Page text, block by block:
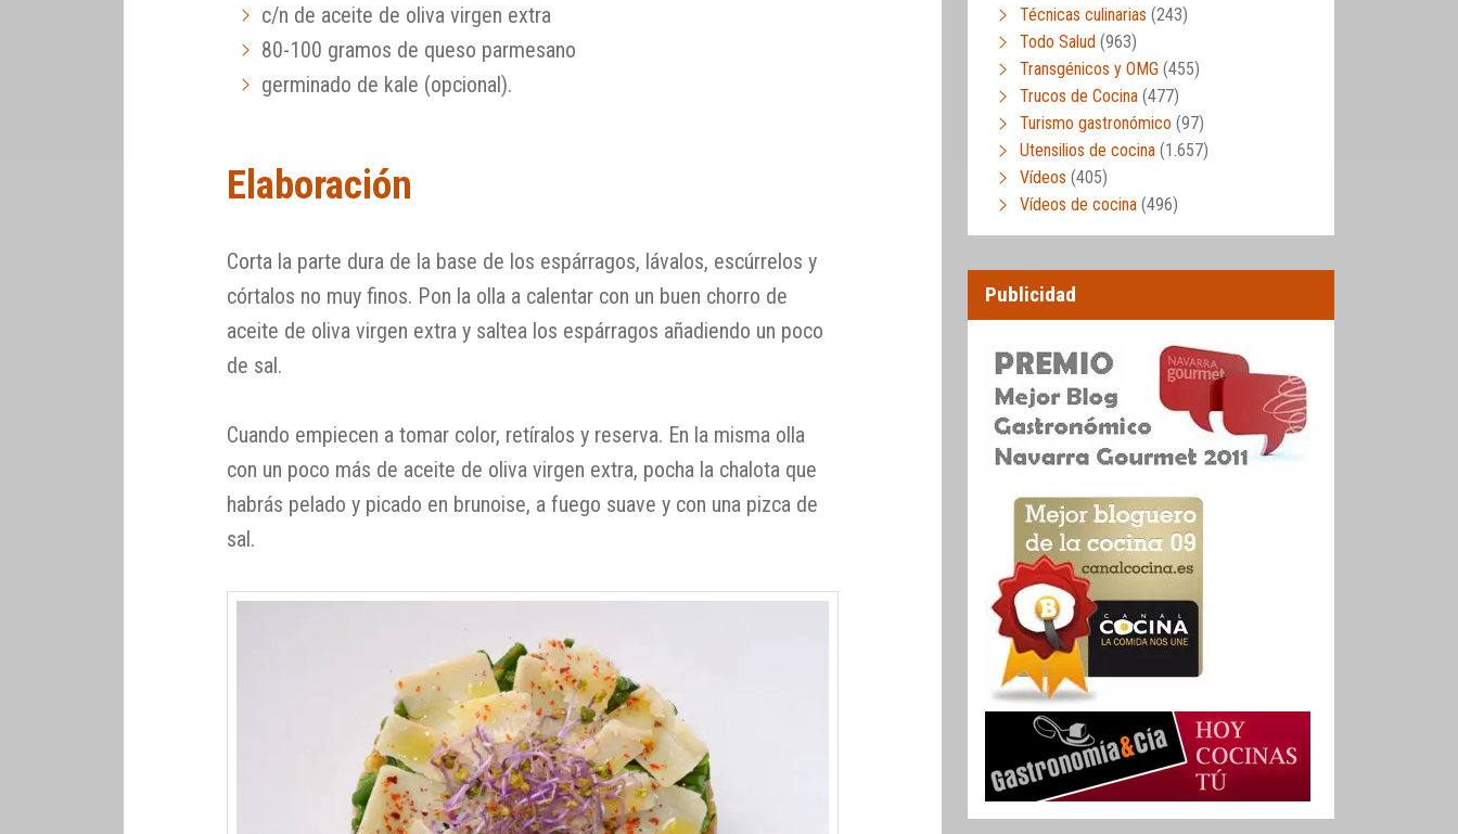
c/n de aceite de oliva virgen extra
80-100 gramos de queso parmesano
germinado de kale (opcional).
Elaboración
Corta la parte dura de la base de los espárragos, lávalos, escúrrelos y
córtalos no muy finos. Pon la olla a calentar con un buen chorro de
aceite de oliva virgen extra y saltea los espárragos añadiendo un poco
de sal.
Cuando empiecen a tomar color, retíralos y reserva. En la misma olla
con un poco más de aceite de oliva virgen extra, pocha la chalota que
habrás pelado y picado en brunoise, a fuego suave y con una pizca de
sal.
Técnicas culinarias (243)
Todo Salud (963)
Transgénicos y OMG (455)
Trucos de Cocina (477)
Turismo gastronómico (97)
Utensilios de cocina (1.657)
Vídeos (405)
Vídeos de cocina (496)
Publicidad